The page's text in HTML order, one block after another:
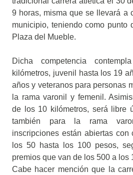
9 horas, misma que se llevará a
municipio, teniendo como punto
Plaza del Mueble.
Dicha competencia
kilómetros, juvenil hasta los 19
años y veteranos para personas
la rama varonil y femenil.
de los 10 kilómetros, será libre
también para la rama
inscripciones están abiertas con
los 50 hasta los 100 pesos,
premios que van de los 500 a los
Cabe hacer mención que la